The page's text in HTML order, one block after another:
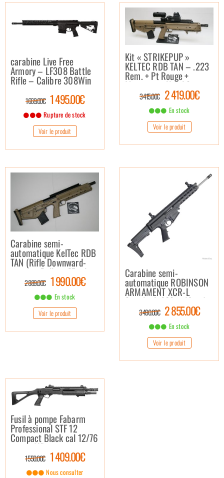
carabine Live Free
Armory – LF308 Battle
Rifle – Calibre 308Win
1 669.00€ 1 495.00€
Rupture de stock
Voir le produit
Kit « STRIKEPUP »
KELTEC RDB TAN – .223
Rem. + Pt Rouge +
Magnifier + Hand Stop
3 415.00€ 2 419.00€
En stock
Voir le produit
Carabine semi-
automatique KelTec RDB
TAN (Rifle Downward-
ejecting Bullpup [Fusil
Bullpup à Ejection par le
bas]) – .223 Rem.
2 889.00€ 1 990.00€
En stock
Voir le produit
Carabine semi-
automatique ROBINSON
ARMAMENT XCR-L
Standard .223 – 16 » /
Noir3 490.00€ 2 855.00€
En stock
Voir le produit
Fusil à pompe Fabarm
Professional STF 12
Compact Black cal 12/76
canon 11″
1 550.00€ 1 409.00€
Nous consulter